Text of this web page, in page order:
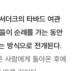
더크의 타바드 여관
이 순례를 가는 동안
방식으로 전개된다.
사람에게 돌아온 후에